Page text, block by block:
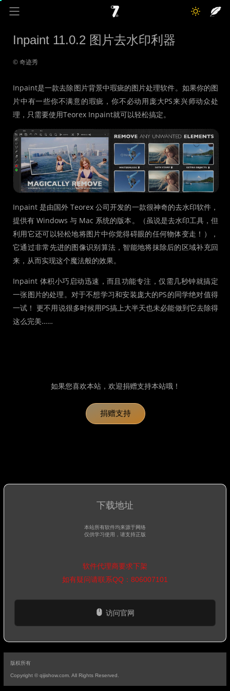
色彩库
Inpaint 11.0.2 图片去水印利器
© 奇迹秀
Inpaint是一款去除图片背景中瑕疵的图片处理软件。如果你的图
片中有一些你不满意的瑕疵，你不必动用庞大PS来兴师动众处
理，只需要使用Teorex Inpaint就可以轻松搞定。
Inpaint 是由国外 Teorex 公司开发的一款很神奇的去水印软件，
提供有 Windows 与 Mac 系统的版本。（虽说是去水印工具，但
利用它还可以轻松地将图片中你觉得碍眼的任何物体变走！），
它通过非常先进的图像识别算法，智能地将抹除后的区域补充回
来，从而实现这个魔法般的效果。
Inpaint 体积小巧启动迅速，而且功能专注，仅需几秒钟就搞定
一张图片的处理。对于不想学习和安装庞大的PS的同学绝对值得
一试！ 更不用说很多时候用PS搞上大半天也未必能做到它去除得
这么完美……
如果您喜欢本站，欢迎捐赠支持本站哦！
捐赠支持
下载地址
本站所有软件均来源于网络
仅供学习使用，请支持正版
软件代理商要求下架
如有疑问请联系QQ：806007101
访问官网
版权所有
Copyright © qijishow.com. All Rights Reserved.